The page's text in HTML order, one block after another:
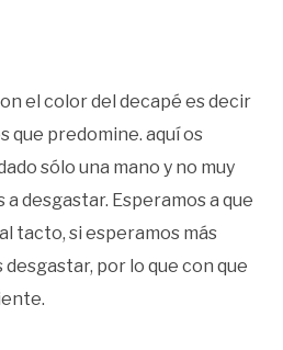
el color del decapé es decir
que predomine. aquí os
sólo una mano y no muy
desgastar. Esperamos a que
tacto, si esperamos más
por lo que con que